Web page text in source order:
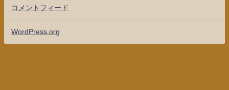
コメントフィード
WordPress.org